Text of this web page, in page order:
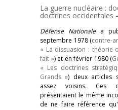
La guerre nucléaire :
doctrines occidentales -
Défense Nationale a
septembre 1978 (contre-
« La dissuasion : théorie
fait ») et en février 1980 (
« Les doctrines
Grands ») deux articles
assez voisins. Ces
présentaient le même
de ne faire référence